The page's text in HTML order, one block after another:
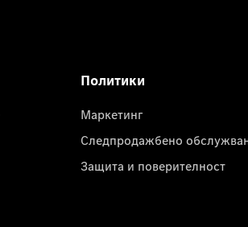
Политики
Маркетинг
Следпродажбено
Защита и поверителност